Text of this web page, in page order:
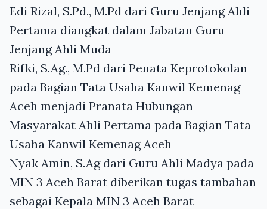
Edi Rizal, S.Pd., M.Pd dari Guru Jenjang Ahli
Pertama diangkat dalam Jabatan Guru
Jenjang Ahli Muda
Rifki, S.Ag., M.Pd dari Penata Keprotokolan
pada Bagian Tata Usaha Kanwil Kemenag
Aceh menjadi Pranata Hubungan
Masyarakat Ahli Pertama pada Bagian Tata
Usaha Kanwil Kemenag Aceh
Nyak Amin, S.Ag dari Guru Ahli Madya pada
MIN 3 Aceh Barat diberikan tugas tambahan
sebagai Kepala MIN 3 Aceh Barat